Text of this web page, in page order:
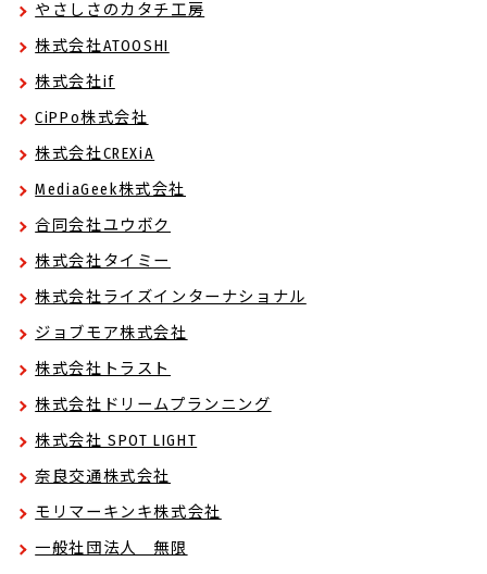
やさしさのカタチ工房
株式会社ATOOSHI
株式会社if
CiPPo株式会社
株式会社CREXiA
MediaGeek株式会社
合同会社ユウボク
株式会社タイミー
株式会社ライズインターナショナル
ジョブモア株式会社
株式会社トラスト
株式会社ドリームプランニング
株式会社 SPOT LIGHT
奈良交通株式会社
モリマーキンキ株式会社
一般社団法人 無限